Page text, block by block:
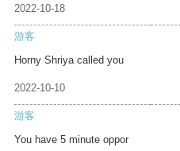
2022-10-18
游客
Horny Shriya called you
2022-10-10
游客
You have 5 minute oppor